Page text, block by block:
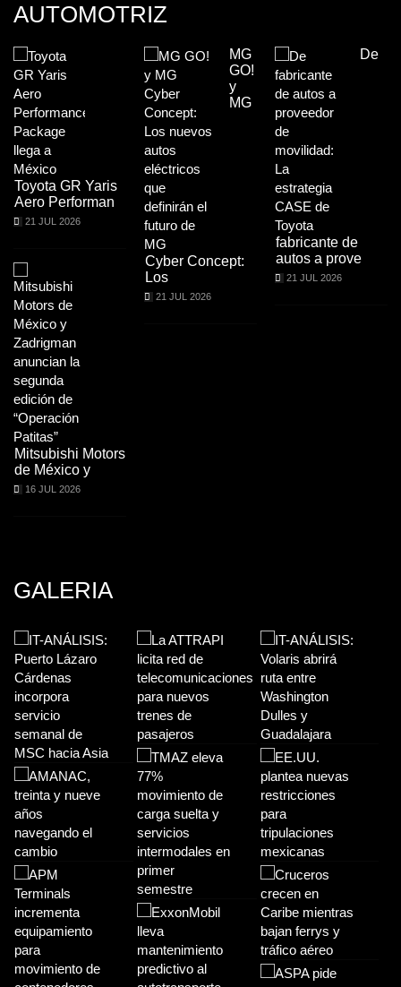
AUTOMOTRIZ
Toyota GR Yaris
Aero Performan
21 JUL 2026
Mitsubishi Motors
de México y
16 JUL 2026
MG
GO!
y
MG
Cyber Concept:
Los
21 JUL 2026
De
fabricante de
autos a prove
21 JUL 2026
GALERIA